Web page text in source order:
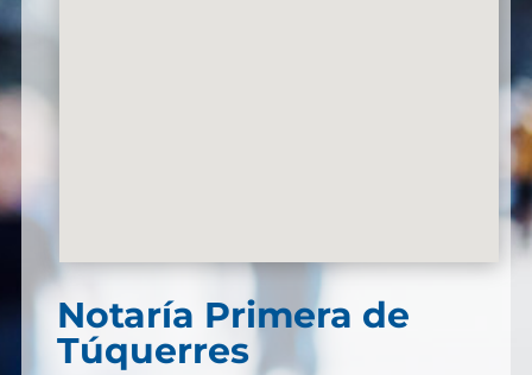
Notaría Primera de
Túquerres